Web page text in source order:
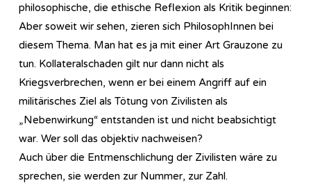
philosophische, die ethische Reflexion als Kritik beginnen:
Aber soweit wir sehen, zieren sich PhilosophInnen bei
diesem Thema. Man hat es ja mit einer Art Grauzone zu
tun. Kollateralschaden gilt nur dann nicht als
Kriegsverbrechen, wenn er bei einem Angriff auf ein
militärisches Ziel als Tötung von Zivilisten als
„Nebenwirkung“ entstanden ist und nicht beabsichtigt
war. Wer soll das objektiv nachweisen?
Auch über die Entmenschlichung der Zivilisten wäre zu
sprechen, sie werden zur Nummer, zur Zahl.